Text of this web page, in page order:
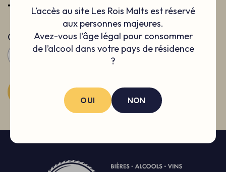
L’accès au site Les Rois Malts est réservé
aux personnes majeures.
Avez-vous l'âge légal pour consommer
de l’alcool dans votre pays de résidence
?
OUI NON
12.9€
Quantité
+
AJOUTER AU PANIER